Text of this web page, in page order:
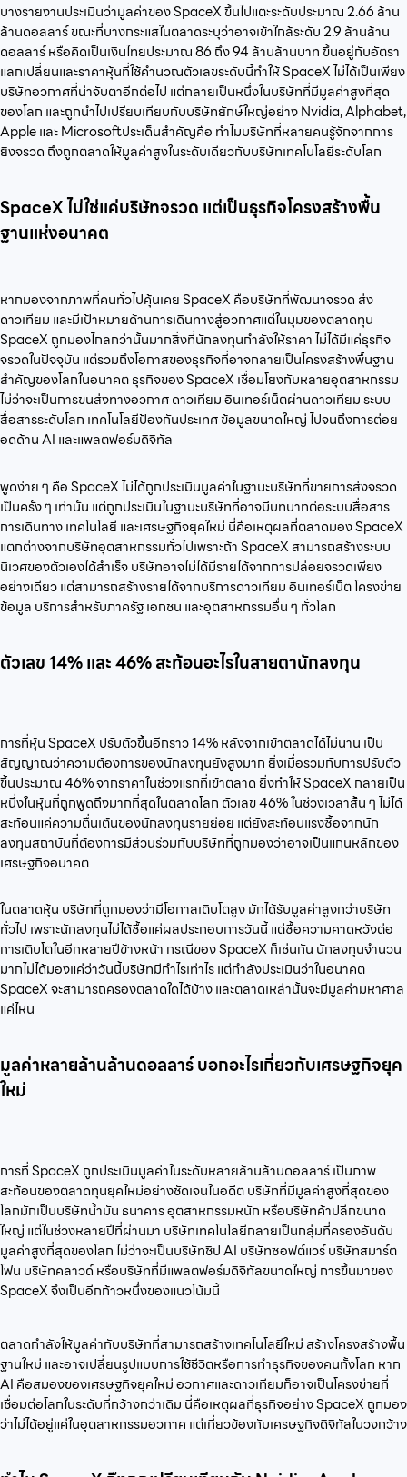
บางรายงานประเมินว่ามูลค่าของ SpaceX ขึ้นไปแตะระดับประมาณ 2.66 ล้าน
ล้านดอลลาร์ ขณะที่บางกระแสในตลาดระบุว่าอาจเข้าใกล้ระดับ 2.9 ล้านล้าน
ดอลลาร์ หรือคิดเป็นเงินไทยประมาณ 86 ถึง 94 ล้านล้านบาท ขึ้นอยู่กับอัตรา
แลกเปลี่ยนและราคาหุ้นที่ใช้คำนวณตัวเลขระดับนี้ทำให้ SpaceX ไม่ได้เป็นเพียง
บริษัทอวกาศที่น่าจับตาอีกต่อไป แต่กลายเป็นหนึ่งในบริษัทที่มีมูลค่าสูงที่สุด
ของโลก และถูกนำไปเปรียบเทียบกับบริษัทยักษ์ใหญ่อย่าง Nvidia, Alphabet,
Apple และ Microsoftประเด็นสำคัญคือ ทำไมบริษัทที่หลายคนรู้จักจากการ
ยิงจรวด ถึงถูกตลาดให้มูลค่าสูงในระดับเดียวกับบริษัทเทคโนโลยีระดับโลก
SpaceX ไม่ใช่แค่บริษัทจรวด แต่เป็นธุรกิจโครงสร้างพื้น
ฐานแห่งอนาคต
หากมองจากภาพที่คนทั่วไปคุ้นเคย SpaceX คือบริษัทที่พัฒนาจรวด ส่ง
ดาวเทียม และมีเป้าหมายด้านการเดินทางสู่อวกาศแต่ในมุมของตลาดทุน
SpaceX ถูกมองไกลกว่านั้นมากสิ่งที่นักลงทุนกำลังให้ราคา ไม่ได้มีแค่ธุรกิจ
จรวดในปัจจุบัน แต่รวมถึงโอกาสของธุรกิจที่อาจกลายเป็นโครงสร้างพื้นฐาน
สำคัญของโลกในอนาคต ธุรกิจของ SpaceX เชื่อมโยงกับหลายอุตสาหกรรม
ไม่ว่าจะเป็นการขนส่งทางอวกาศ ดาวเทียม อินเทอร์เน็ตผ่านดาวเทียม ระบบ
สื่อสารระดับโลก เทคโนโลยีป้องกันประเทศ ข้อมูลขนาดใหญ่ ไปจนถึงการต่อย
อดด้าน AI และแพลตฟอร์มดิจิทัล
พูดง่าย ๆ คือ SpaceX ไม่ได้ถูกประเมินมูลค่าในฐานะบริษัทที่ขายการส่งจรวด
เป็นครั้ง ๆ เท่านั้น แต่ถูกประเมินในฐานะบริษัทที่อาจมีบทบาทต่อระบบสื่อสาร
การเดินทาง เทคโนโลยี และเศรษฐกิจยุคใหม่ นี่คือเหตุผลที่ตลาดมอง SpaceX
แตกต่างจากบริษัทอุตสาหกรรมทั่วไปเพราะถ้า SpaceX สามารถสร้างระบบ
นิเวศของตัวเองได้สำเร็จ บริษัทอาจไม่ได้มีรายได้จากการปล่อยจรวดเพียง
อย่างเดียว แต่สามารถสร้างรายได้จากบริการดาวเทียม อินเทอร์เน็ต โครงข่าย
ข้อมูล บริการสำหรับภาครัฐ เอกชน และอุตสาหกรรมอื่น ๆ ทั่วโลก
ตัวเลข 14% และ 46% สะท้อนอะไรในสายตานักลงทุน
การที่หุ้น SpaceX ปรับตัวขึ้นอีกราว 14% หลังจากเข้าตลาดได้ไม่นาน เป็น
สัญญาณว่าความต้องการของนักลงทุนยังสูงมาก ยิ่งเมื่อรวมกับการปรับตัว
ขึ้นประมาณ 46% จากราคาในช่วงแรกที่เข้าตลาด ยิ่งทำให้ SpaceX กลายเป็น
หนึ่งในหุ้นที่ถูกพูดถึงมากที่สุดในตลาดโลก ตัวเลข 46% ในช่วงเวลาสั้น ๆ ไม่ได้
สะท้อนแค่ความตื่นเต้นของนักลงทุนรายย่อย แต่ยังสะท้อนแรงซื้อจากนัก
ลงทุนสถาบันที่ต้องการมีส่วนร่วมกับบริษัทที่ถูกมองว่าอาจเป็นแกนหลักของ
เศรษฐกิจอนาคต
ในตลาดหุ้น บริษัทที่ถูกมองว่ามีโอกาสเติบโตสูง มักได้รับมูลค่าสูงกว่าบริษัท
ทั่วไป เพราะนักลงทุนไม่ได้ซื้อแค่ผลประกอบการวันนี้ แต่ซื้อความคาดหวังต่อ
การเติบโตในอีกหลายปีข้างหน้า กรณีของ SpaceX ก็เช่นกัน นักลงทุนจำนวน
มากไม่ได้มองแค่ว่าวันนี้บริษัทมีกำไรเท่าไร แต่กำลังประเมินว่าในอนาคต
SpaceX จะสามารถครองตลาดใดได้บ้าง และตลาดเหล่านั้นจะมีมูลค่ามหาศาล
แค่ไหน
มูลค่าหลายล้านล้านดอลลาร์ บอกอะไรเกี่ยวกับเศรษฐกิจยุค
ใหม่
การที่ SpaceX ถูกประเมินมูลค่าในระดับหลายล้านล้านดอลลาร์ เป็นภาพ
สะท้อนของตลาดทุนยุคใหม่อย่างชัดเจนในอดีต บริษัทที่มีมูลค่าสูงที่สุดของ
โลกมักเป็นบริษัทน้ำมัน ธนาคาร อุตสาหกรรมหนัก หรือบริษัทค้าปลีกขนาด
ใหญ่ แต่ในช่วงหลายปีที่ผ่านมา บริษัทเทคโนโลยีกลายเป็นกลุ่มที่ครองอันดับ
มูลค่าสูงที่สุดของโลก ไม่ว่าจะเป็นบริษัทชิป AI บริษัทซอฟต์แวร์ บริษัทสมาร์ต
โฟน บริษัทคลาวด์ หรือบริษัทที่มีแพลตฟอร์มดิจิทัลขนาดใหญ่ การขึ้นมาของ
SpaceX จึงเป็นอีกก้าวหนึ่งของแนวโน้มนี้
ตลาดกำลังให้มูลค่ากับบริษัทที่สามารถสร้างเทคโนโลยีใหม่ สร้างโครงสร้างพื้น
ฐานใหม่ และอาจเปลี่ยนรูปแบบการใช้ชีวิตหรือการทำธุรกิจของคนทั้งโลก หาก
AI คือสมองของเศรษฐกิจยุคใหม่ อวกาศและดาวเทียมก็อาจเป็นโครงข่ายที่
เชื่อมต่อโลกในระดับที่กว้างกว่าเดิม นี่คือเหตุผลที่ธุรกิจอย่าง SpaceX ถูกมอง
ว่าไม่ได้อยู่แค่ในอุตสาหกรรมอวกาศ แต่เกี่ยวข้องกับเศรษฐกิจดิจิทัลในวงกว้าง